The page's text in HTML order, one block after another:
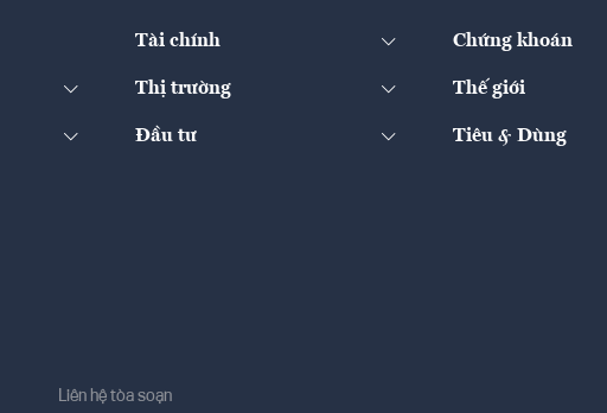
Tài chính Chứng khoán
Thị trường Thế giới
Đầu tư Tiêu & Dùng
Liên hệ tòa soạn